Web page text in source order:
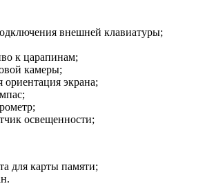
внешней клавиатуры;
к царапинам;
камеры;
ориентация экрана;
освещенности;
для карты памяти;